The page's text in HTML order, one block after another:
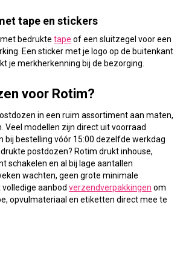
tape en stickers
bedrukte tape of een sluitzegel voor een
Een sticker met je logo op de buitenkant
je merkherkenning bij de bezorging.
voor Rotim?
in een ruim assortiment aan maten,
Veel modellen zijn direct uit voorraad
bij bestelling vóór 15:00 dezelfde werkdag
postdozen? Rotim drukt inhouse,
schakelen en al bij lage aantallen
wachten, geen grote minimale
aanbod verzendverpakkingen om
opvulmateriaal en etiketten direct mee te